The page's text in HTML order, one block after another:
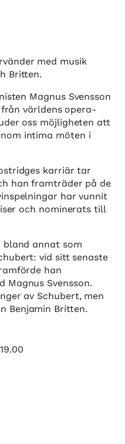
med musik
Britten.
Magnus Svensson
världens opera-
oss möjligheten att
intima möten i
karriär tar
han framträder på de
har vunnit
och nominerats till
bland annat som
vid sitt senaste
han
Magnus Svensson.
av Schubert, men
Benjamin Britten.